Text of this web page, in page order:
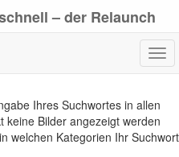
– der Relaunch
Ihres Suchwortes in allen
keine Bilder angezeigt werden
welchen Kategorien Ihr Suchwort